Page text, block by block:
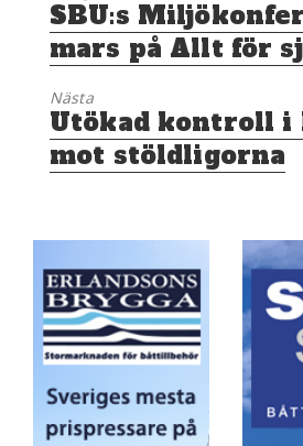
Föregående
inlägg:
SBU:s
mars på Allt för
Nästa
Nästa
inlägg:
Utökad kontroll i
mot stöldligorna